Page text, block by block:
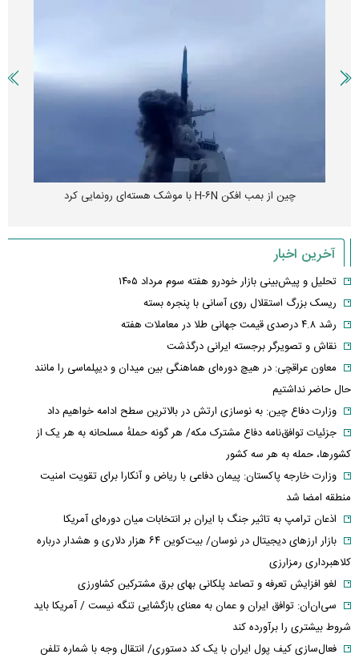
چین از بمب افکن H-۶N با موشک هسته‌ای رونمایی کرد
آخرین اخبار
تحلیل و پیش‌بینی بازار خودرو هفته سوم مرداد ۱۴۰۵
ریسک بزرگ استقلال روی آسانی با پنجره بسته
رشد ۴.۸ درصدی قیمت جهانی طلا در معاملات هفته
نقاش و تصویرگر برجسته ایرانی درگذشت
معاون عراقچی: در هیچ دوره‌ای هماهنگی بین میدان و دیپلماسی را مانند
حال حاضر نداشتیم
وزارت دفاع چین: به نوسازی ارتش در بالاترین سطح ادامه خواهیم داد
جزئیات توافق‌نامه دفاع مشترک مکه/ هر گونه حملهٔ مسلحانه به هر یک از
کشورها، حمله به هر سه کشور
وزارت خارجه پاکستان: پیمان دفاعی با ریاض و آنکارا برای تقویت امنیت
منطقه امضا شد
اذعان ترامپ به تاثیر جنگ با ایران بر انتخابات میان دوره‌ای آمریکا
بازار ارزهای دیجیتال در نوسان/ بیت‌کوین ۶۴ هزار دلاری و هشدار درباره
کلاهبرداری رمزارزی
لغو افزایش تعرفه و تصاعد پلکانی بهای برق مشترکین کشاورزی
سی‌ان‌ان: توافق ایران و عمان به معنای بازگشایی تنگه نیست / آمریکا باید
شروط بیشتری را برآورده کند
فعال‌سازی کیف پول ایران با یک کد دستوری/ انتقال وجه با شماره تلفن